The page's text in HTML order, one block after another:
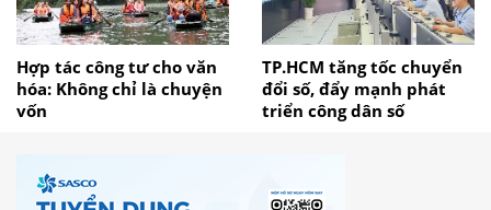
Hợp tác công tư cho văn
hóa: Không chỉ là chuyện
vốn
TP.HCM tăng tốc chuyển
đổi số, đẩy mạnh phát
triển công dân số